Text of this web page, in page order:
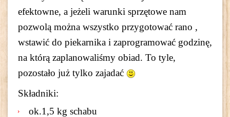
efektowne, a jeżeli warunki sprzętowe nam
pozwolą można wszystko przygotować rano ,
wstawić do piekarnika i zaprogramować godzinę,
na którą zaplanowaliśmy obiad. To tyle,
pozostało już tylko zajadać
Składniki:
ok.1,5 kg schabu